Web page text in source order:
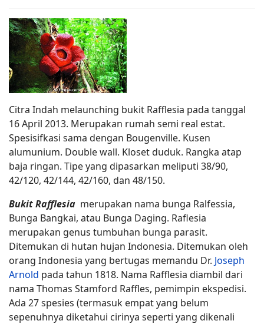
Citra Indah melaunching bukit Rafflesia pada tanggal
16 April 2013. Merupakan rumah semi real estat.
Spesisifkasi sama dengan Bougenville. Kusen
alumunium. Double wall. Kloset duduk. Rangka atap
baja ringan. Tipe yang dipasarkan meliputi 38/90,
42/120, 42/144, 42/160, dan 48/150.
Bukit Rafflesia merupakan nama bunga Ralfessia,
Bunga Bangkai, atau Bunga Daging. Raflesia
merupakan genus tumbuhan bunga parasit.
Ditemukan di hutan hujan Indonesia. Ditemukan oleh
orang Indonesia yang bertugas memandu Dr. Joseph
Arnold pada tahun 1818. Nama Rafflesia diambil dari
nama Thomas Stamford Raffles, pemimpin ekspedisi.
Ada 27 spesies (termasuk empat yang belum
sepenuhnya diketahui cirinya seperti yang dikenali